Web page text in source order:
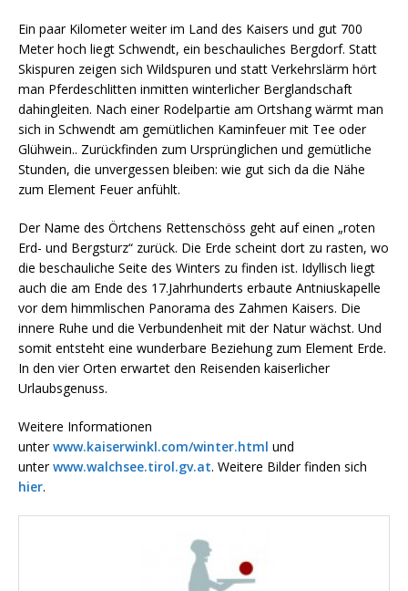
Ein paar Kilometer weiter im Land des Kaisers und gut 700
Meter hoch liegt Schwendt, ein beschauliches Bergdorf. Statt
Skispuren zeigen sich Wildspuren und statt Verkehrslärm hört
man Pferdeschlitten inmitten winterlicher Berglandschaft
dahingleiten. Nach einer Rodelpartie am Ortshang wärmt man
sich in Schwendt am gemütlichen Kaminfeuer mit Tee oder
Glühwein.. Zurückfinden zum Ursprünglichen und gemütliche
Stunden, die unvergessen bleiben: wie gut sich da die Nähe
zum Element Feuer anfühlt.
Der Name des Örtchens Rettenschöss geht auf einen „roten
Erd- und Bergsturz“ zurück. Die Erde scheint dort zu rasten, wo
die beschauliche Seite des Winters zu finden ist. Idyllisch liegt
auch die am Ende des 17.Jahrhunderts erbaute Antniuskapelle
vor dem himmlischen Panorama des Zahmen Kaisers. Die
innere Ruhe und die Verbundenheit mit der Natur wächst. Und
somit entsteht eine wunderbare Beziehung zum Element Erde.
In den vier Orten erwartet den Reisenden kaiserlicher
Urlaubsgenuss.
Weitere Informationen
unterwww.kaiserwinkl.com/winter.html und
unterwww.walchsee.tirol.gv.at. Weitere Bilder finden sich
hier.